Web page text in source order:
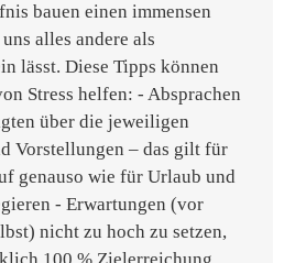
bauen einen immensen
alles andere als
lässt. Diese Tipps können
Stress helfen: - Absprachen
über die jeweiligen
Vorstellungen – das gilt für
genauso wie für Urlaub und
- Erwartungen (vor
nicht zu hoch zu setzen,